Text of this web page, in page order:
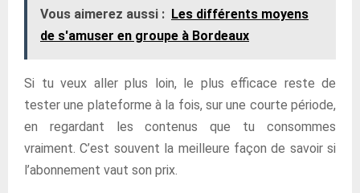
Vous aimerez aussi : Les différents moyens
de s'amuser en groupe à Bordeaux
Si tu veux aller plus loin, le plus efficace reste de
tester une plateforme à la fois, sur une courte période,
en regardant les contenus que tu consommes
vraiment. C’est souvent la meilleure façon de savoir si
l’abonnement vaut son prix.